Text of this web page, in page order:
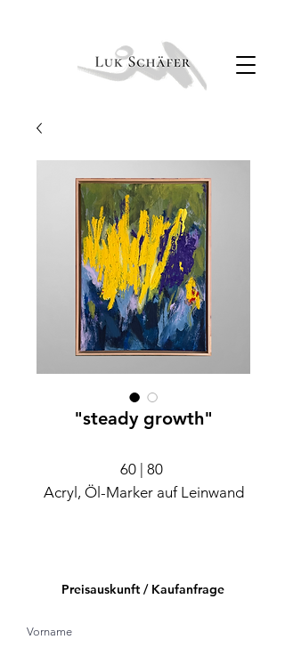
"steady growth"
60 | 80
Acryl, Öl-Marker auf Leinwand
Preisauskunft / Kaufanfrage
Vorname